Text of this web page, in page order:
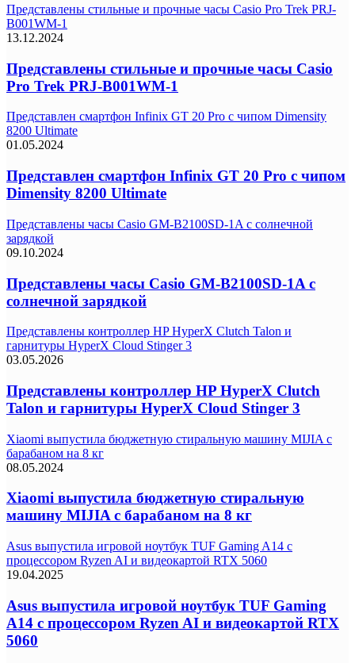
Представлены стильные и прочные часы Casio Pro Trek PRJ-
B001WM-1
13.12.2024
Представлены стильные и прочные часы Casio
Pro Trek PRJ-B001WM-1
Представлен смартфон Infinix GT 20 Pro с чипом Dimensity
8200 Ultimate
01.05.2024
Представлен смартфон Infinix GT 20 Pro с чипом
Dimensity 8200 Ultimate
Представлены часы Casio GM-B2100SD-1A с солнечной
зарядкой
09.10.2024
Представлены часы Casio GM-B2100SD-1A с
солнечной зарядкой
Представлены контроллер HP HyperX Clutch Talon и
гарнитуры HyperX Cloud Stinger 3
03.05.2026
Представлены контроллер HP HyperX Clutch
Talon и гарнитуры HyperX Cloud Stinger 3
Xiaomi выпустила бюджетную стиральную машину MIJIA с
барабаном на 8 кг
08.05.2024
Xiaomi выпустила бюджетную стиральную
машину MIJIA с барабаном на 8 кг
Asus выпустила игровой ноутбук TUF Gaming A14 с
процессором Ryzen AI и видеокартой RTX 5060
19.04.2025
Asus выпустила игровой ноутбук TUF Gaming
A14 с процессором Ryzen AI и видеокартой RTX
5060